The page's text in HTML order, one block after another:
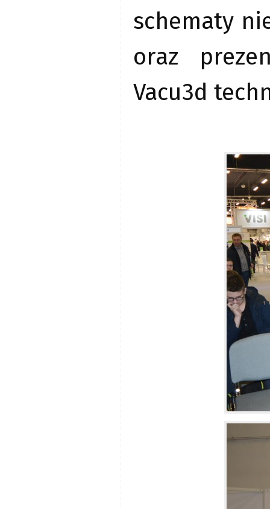
schematy
oraz
Vacu3d